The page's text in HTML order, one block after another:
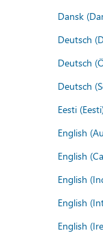
Dansk
Deutsch
Deutsch
Deutsch
Eesti
English
English
English
English
English